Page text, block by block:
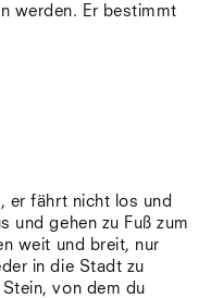
Buch
werden. Er bestimmt
er fährt nicht los und
und gehen zu Fuß zum
weit und breit, nur
in die Stadt zu
von dem du